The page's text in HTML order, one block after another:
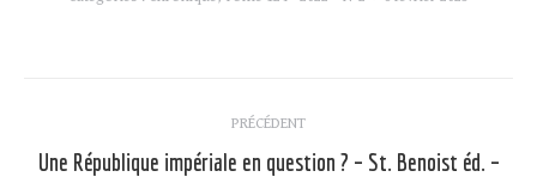
article
PRÉCÉDENT
Une République impériale en question ? – St. Benoist éd. –